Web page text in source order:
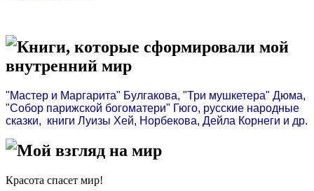
Книги, которые сформировали мой
внутренний мир
"Мастер и Маргарита" Булгакова, "Три мушкетера" Дюма,
"Собор парижской богоматери" Гюго, русские народные
сказки, книги Луизы Хей, Норбекова, Дейла Корнеги и др.
Мой взгляд на мир
Красота спасет мир!